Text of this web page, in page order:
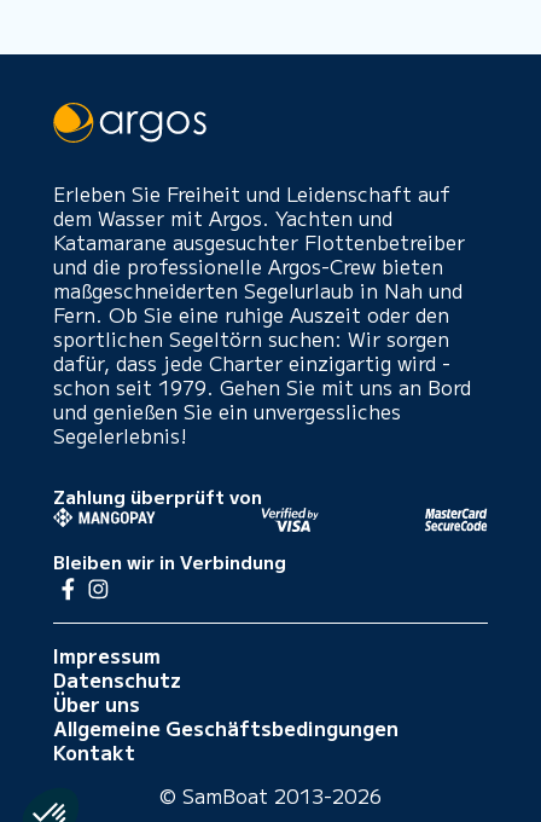
Erleben Sie Freiheit und Leidenschaft auf
dem Wasser mit Argos. Yachten und
Katamarane ausgesuchter Flottenbetreiber
und die professionelle Argos-Crew bieten
maßgeschneiderten Segelurlaub in Nah und
Fern. Ob Sie eine ruhige Auszeit oder den
sportlichen Segeltörn suchen: Wir sorgen
dafür, dass jede Charter einzigartig wird -
schon seit 1979. Gehen Sie mit uns an Bord
und genießen Sie ein unvergessliches
Segelerlebnis!
Zahlung überprüft von
Bleiben wir in Verbindung
Impressum
Datenschutz
Über uns
Allgemeine Geschäftsbedingungen
Kontakt
© SamBoat 2013-2026